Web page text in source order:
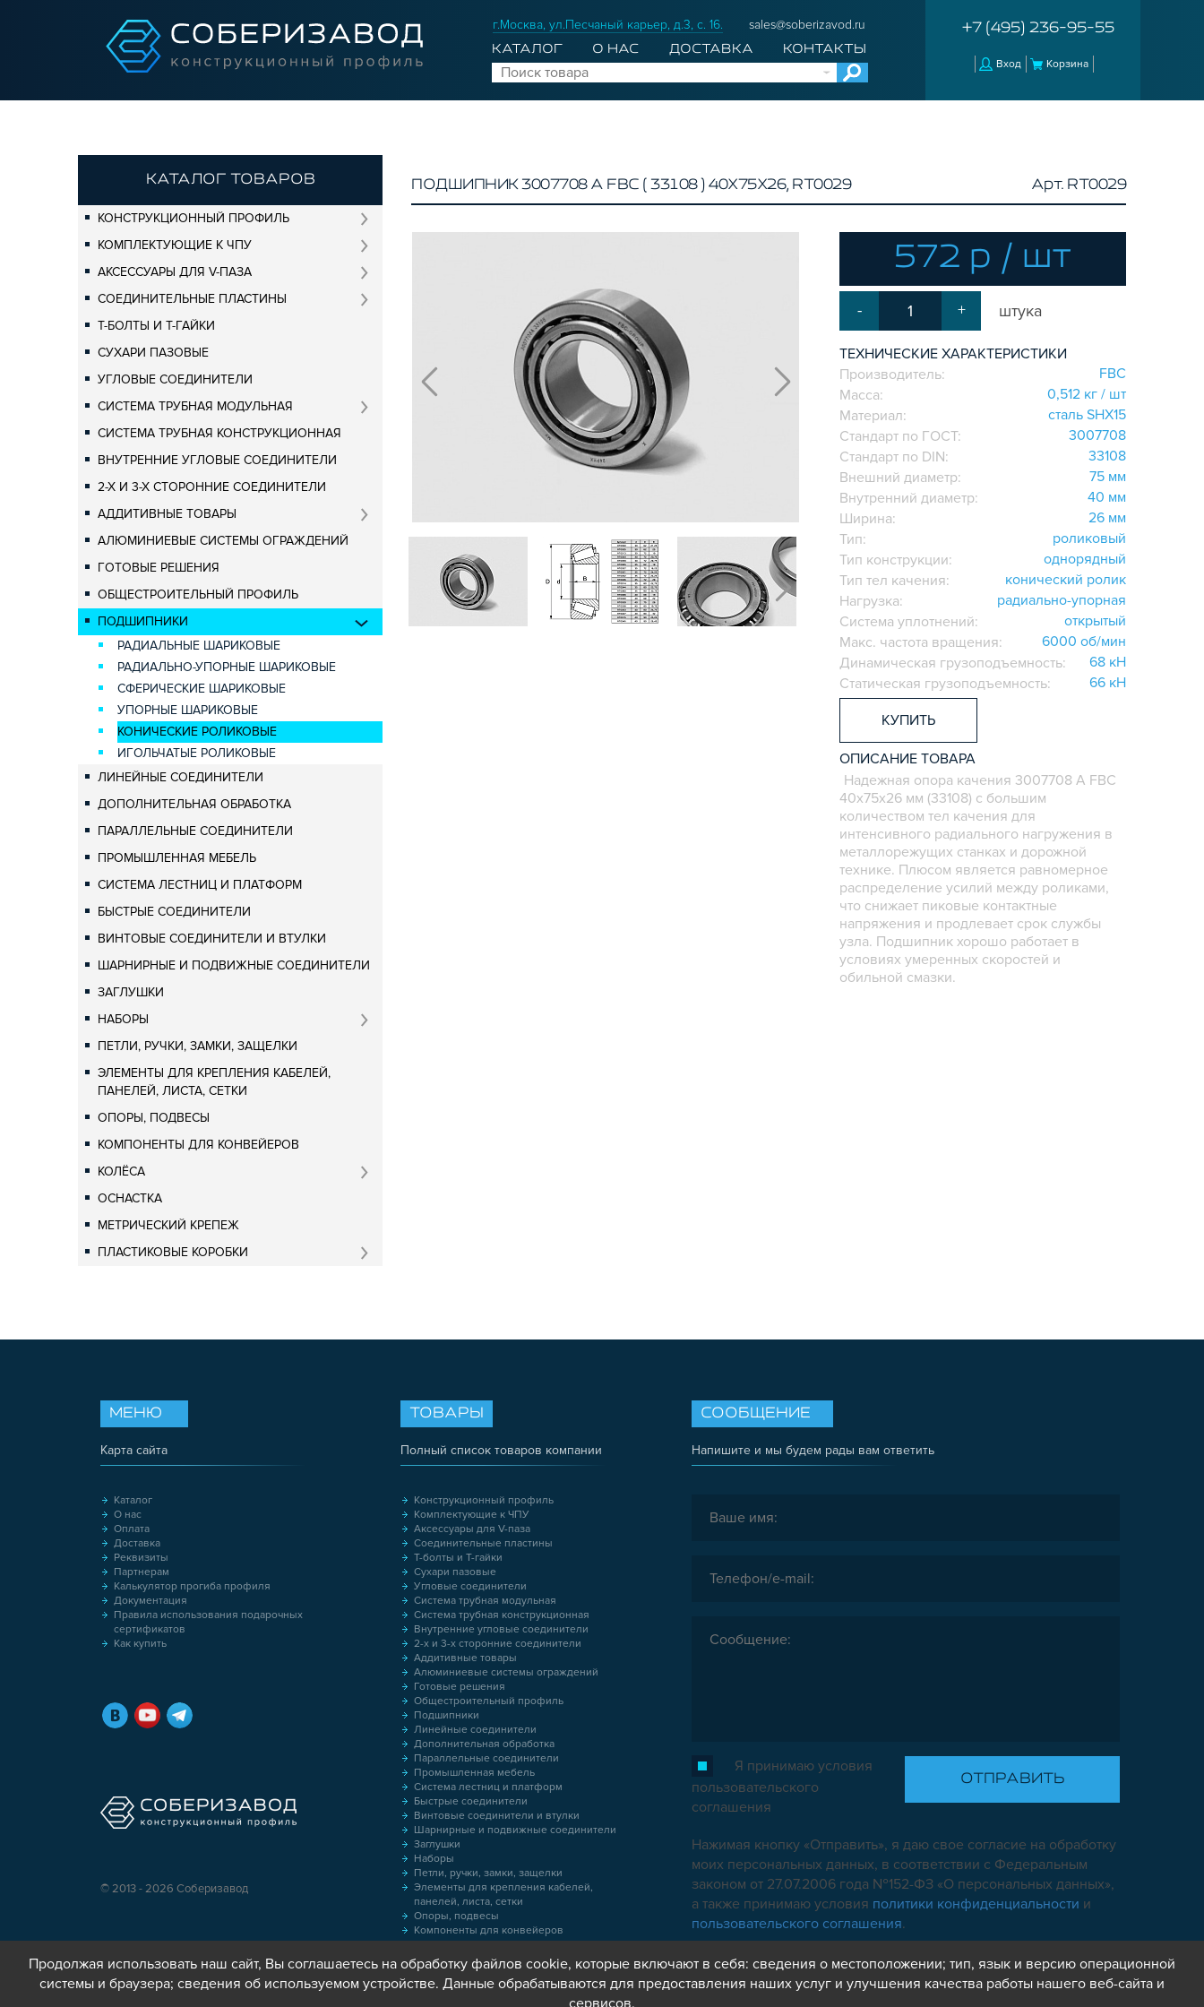
г.Москва, ул.Песчаный карьер, д.3, с. 16. sales@soberizavod.ru
КАТАЛОГ О НАС ДОСТАВКА КОНТАКТЫ
+7 (495) 236-95-55
Вход Корзина
КАТАЛОГ ТОВАРОВ
КОНСТРУКЦИОННЫЙ ПРОФИЛЬ
КОМПЛЕКТУЮЩИЕ К ЧПУ
АКСЕССУАРЫ ДЛЯ V-ПАЗА
СОЕДИНИТЕЛЬНЫЕ ПЛАСТИНЫ
Т-БОЛТЫ И Т-ГАЙКИ
СУХАРИ ПАЗОВЫЕ
УГЛОВЫЕ СОЕДИНИТЕЛИ
СИСТЕМА ТРУБНАЯ МОДУЛЬНАЯ
СИСТЕМА ТРУБНАЯ КОНСТРУКЦИОННАЯ
ВНУТРЕННИЕ УГЛОВЫЕ СОЕДИНИТЕЛИ
2-Х И 3-Х СТОРОННИЕ СОЕДИНИТЕЛИ
АДДИТИВНЫЕ ТОВАРЫ
АЛЮМИНИЕВЫЕ СИСТЕМЫ ОГРАЖДЕНИЙ
ГОТОВЫЕ РЕШЕНИЯ
ОБЩЕСТРОИТЕЛЬНЫЙ ПРОФИЛЬ
ПОДШИПНИКИ
РАДИАЛЬНЫЕ ШАРИКОВЫЕ
РАДИАЛЬНО-УПОРНЫЕ ШАРИКОВЫЕ
СФЕРИЧЕСКИЕ ШАРИКОВЫЕ
УПОРНЫЕ ШАРИКОВЫЕ
КОНИЧЕСКИЕ РОЛИКОВЫЕ
ИГОЛЬЧАТЫЕ РОЛИКОВЫЕ
ЛИНЕЙНЫЕ СОЕДИНИТЕЛИ
ДОПОЛНИТЕЛЬНАЯ ОБРАБОТКА
ПАРАЛЛЕЛЬНЫЕ СОЕДИНИТЕЛИ
ПРОМЫШЛЕННАЯ МЕБЕЛЬ
СИСТЕМА ЛЕСТНИЦ И ПЛАТФОРМ
БЫСТРЫЕ СОЕДИНИТЕЛИ
ВИНТОВЫЕ СОЕДИНИТЕЛИ И ВТУЛКИ
ШАРНИРНЫЕ И ПОДВИЖНЫЕ СОЕДИНИТЕЛИ
ЗАГЛУШКИ
НАБОРЫ
ПЕТЛИ, РУЧКИ, ЗАМКИ, ЗАЩЕЛКИ
ЭЛЕМЕНТЫ ДЛЯ КРЕПЛЕНИЯ КАБЕЛЕЙ,
ПАНЕЛЕЙ, ЛИСТА, СЕТКИ
ОПОРЫ, ПОДВЕСЫ
КОМПОНЕНТЫ ДЛЯ КОНВЕЙЕРОВ
КОЛЁСА
ОСНАСТКА
МЕТРИЧЕСКИЙ КРЕПЕЖ
ПЛАСТИКОВЫЕ КОРОБКИ
ПОДШИПНИК 3007708 А FBC ( 33108 ) 40Х75Х26, RT0029 Арт. RT0029
572 р / шт
- + штука
ТЕХНИЧЕСКИЕ ХАРАКТЕРИСТИКИ
Производитель:
FBC
Масса:
0,512 кг / шт
Материал:
сталь SHX15
Стандарт по ГОСТ:
3007708
Стандарт по DIN:
33108
Внешний диаметр:
75 мм
Внутренний диаметр:
40 мм
Ширина:
26 мм
Тип:
роликовый
Тип конструкции:
однорядный
Тип тел качения:
конический ролик
Нагрузка:
радиально-упорная
Система уплотнений:
открытый
Макс. частота вращения:
6000 об/мин
Динамическая грузоподъемность:
68 кН
Статическая грузоподъемность:
66 кН
КУПИТЬ
ОПИСАНИЕ ТОВАРА
Надежная опора качения 3007708 А FBC
40х75х26 мм (33108) с большим
количеством тел качения для
интенсивного радиального нагружения в
металлорежущих станках и дорожной
технике. Плюсом является равномерное
распределение усилий между роликами,
что снижает пиковые контактные
напряжения и продлевает срок службы
узла. Подшипник хорошо работает в
условиях умеренных скоростей и
обильной смазки.
СООБЩЕНИЕ
Напишите и мы будем рады вам ответить
Я принимаю условия
пользовательского
соглашения
Нажимая кнопку «Отправить», я даю свое согласие на обработку
моих персональных данных, в соответствии с Федеральным
законом от 27.07.2006 года №152-ФЗ «О персональных данных»,
а также принимаю условия политики конфиденциальности и
пользовательского соглашения.
ТОВАРЫ
Полный список товаров компании
Конструкционный профиль
Комплектующие к ЧПУ
Аксессуары для V-паза
Соединительные пластины
Т-болты и Т-гайки
Сухари пазовые
Угловые соединители
Система трубная модульная
Система трубная конструкционная
Внутренние угловые соединители
2-х и 3-х сторонние соединители
Аддитивные товары
Алюминиевые системы ограждений
Готовые решения
Общестроительный профиль
Подшипники
Линейные соединители
Дополнительная обработка
Параллельные соединители
Промышленная мебель
Система лестниц и платформ
Быстрые соединители
Винтовые соединители и втулки
Шарнирные и подвижные соединители
Заглушки
Наборы
Петли, ручки, замки, защелки
Элементы для крепления кабелей,
панелей, листа, сетки
Опоры, подвесы
Компоненты для конвейеров
Колёса
Оснастка
Метрический крепеж
Пластиковые коробки
МЕНЮ
Карта сайта
Каталог
О нас
Оплата
Доставка
Реквизиты
Партнерам
Калькулятор прогиба профиля
Документация
Правила использования подарочных
сертификатов
Как купить
© 2013 - 2026 Соберизавод
Продолжая использовать наш сайт, Вы соглашаетесь на обработку файлов cookie, которые включают в себя: сведения о местоположении; тип, язык и версию операционной
системы и браузера; сведения об используемом устройстве. Данные обрабатываются для предоставления наших услуг и улучшения качества работы нашего веб-сайта и
сервисов.